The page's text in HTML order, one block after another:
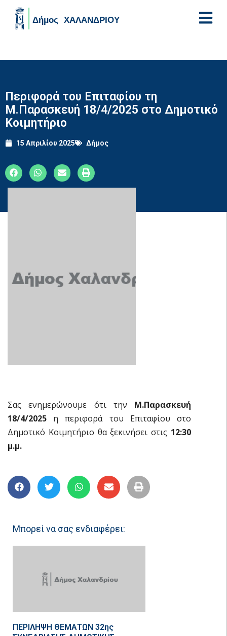
Περιφορά του Επιταφίου τη
Μ.Παρασκευή 18/4/2025 στο Δημοτικό
Κοιμητήριο
15 Απριλίου 2025 Δήμος
Σας ενημερώνουμε ότι την Μ.Παρασκευή
18/4/2025 η περιφορά του Επιταφίου στο
Δημοτικό Κοιμητήριο θα ξεκινήσει στις 12:30
μ.μ.
Μπορεί να σας ενδιαφέρει:
ΠΕΡΙΛΗΨΗ ΘΕΜΑΤΩΝ 32ης